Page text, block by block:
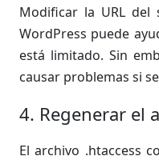
Modificar la URL
WordPress puede
está limitado. Sin
causar problemas si
4. Regenerar el
El archivo .htaccess